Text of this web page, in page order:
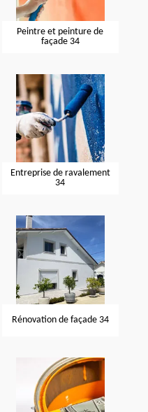
Peintre et peinture de
façade 34
Entreprise de ravalement
34
Rénovation de façade 34